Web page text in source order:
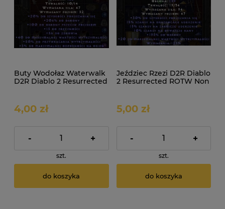
Buty Wodołaz Waterwalk
D2R Diablo 2 Resurrected
4,00 zł
- +
szt.
do koszyka
Jeździec Rzezi D2R Diablo
2 Resurrected ROTW Non
5,00 zł
- +
szt.
do koszyka